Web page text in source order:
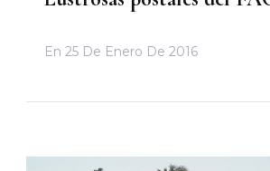
En 25 De Enero De 2016